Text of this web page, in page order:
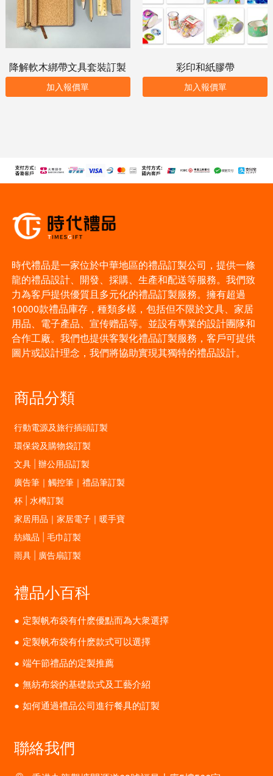
降解軟木綁帶文具套裝訂製
加入報價單
彩印和紙膠帶
加入報價單
時代禮品是一家位於中華地區的禮品訂製公司，提供一條
龍的禮品設計、開發、採購、生產和配送等服務。我們致
力為客戶提供優質且多元化的禮品訂製服務。擁有超過
10000款禮品庫存，種類多樣，包括但不限於文具、家居
用品、電子產品、宣传赠品等。並設有專業的設計團隊和
合作工廠。我們也提供客製化禮品訂製服務，客戶可提供
圖片或設計理念，我們將協助實現其獨特的禮品設計。
商品分類
行動電源及旅行插頭訂製
環保袋及購物袋訂製
文具 | 辦公用品訂製
廣告筆｜觸控筆｜禮品筆訂製
杯 | 水樽訂製
家居用品｜家居電子｜暖手寶
紡織品 | 毛巾訂製
雨具 | 廣告扇訂製
禮品小百科
定製帆布袋有什麽優點而為大衆選擇
定製帆布袋有什麽款式可以選擇
端午節禮品的定製推薦
無紡布袋的基礎款式及工藝介紹
如何通過禮品公司進行餐具的訂製
聯絡我們